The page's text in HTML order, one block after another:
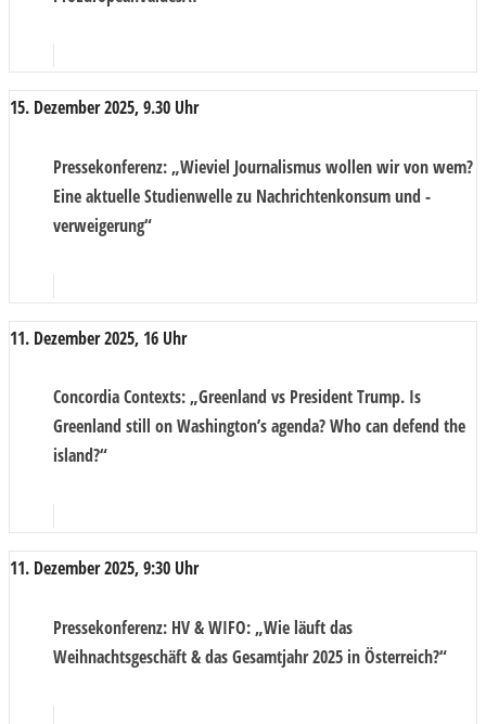
15. Dezember 2025, 9.30 Uhr
Pressekonferenz: „Wieviel Journalismus wollen wir von wem?
Eine aktuelle Studienwelle zu Nachrichtenkonsum und -
verweigerung“
11. Dezember 2025, 16 Uhr
Concordia Contexts: „Greenland vs President Trump. Is
Greenland still on Washington’s agenda? Who can defend the
island?“
11. Dezember 2025, 9:30 Uhr
Pressekonferenz: HV & WIFO: „Wie läuft das
Weihnachtsgeschäft & das Gesamtjahr 2025 in Österreich?“